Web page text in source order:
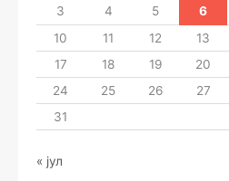
3
4 5 6
10
11 12 13
17
18 19 20
24
25 26 27
31
« јул